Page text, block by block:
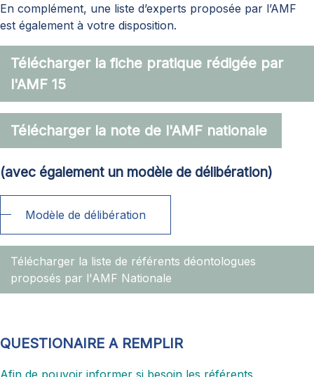
En complément, une liste d’experts proposée par l’AMF
est également à votre disposition.
Télécharger la fiche pratique rédigée par
l'AMF 15
Télécharger la note de l'AMF nationale
(avec également un modèle de délibération)
Modèle de délibération
Télécharger la liste de référents déontologues
proposés par l'AMF Nationale
QUESTIONAIRE A REMPLIR